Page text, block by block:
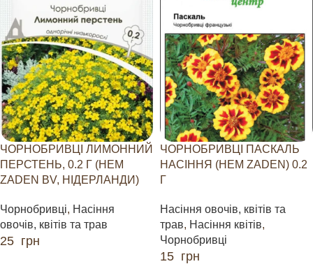
ЧОРНОБРИВЦІ ЛИМОННИЙ
ПЕРСТЕНЬ, 0.2 Г (HEM
ZADEN BV, НІДЕРЛАНДИ)
Чорнобривці, Насіння
овочів, квітів та трав
25 грн
ЧОРНОБРИВЦІ ПАСКАЛЬ
НАСІННЯ (HEM ZADEN) 0.2
Г
Насіння овочів, квітів та
трав, Насіння квітів,
Чорнобривці
15 грн